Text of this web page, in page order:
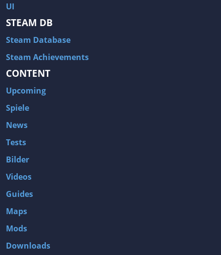
UI
STEAM DB
Steam Database
Steam Achievements
CONTENT
Upcoming
Spiele
News
Tests
Bilder
Videos
Guides
Maps
Mods
Downloads